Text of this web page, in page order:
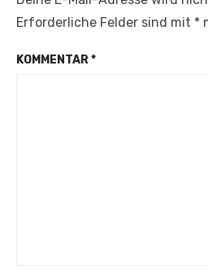
Erforderliche Felder sind mit *
KOMMENTAR*